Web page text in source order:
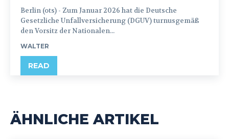
Berlin (ots) - Zum Januar 2026 hat die Deutsche
Gesetzliche Unfallversicherung (DGUV) turnusgemäß
den Vorsitz der Nationalen...
WALTER
READ
ÄHNLICHE ARTIKEL